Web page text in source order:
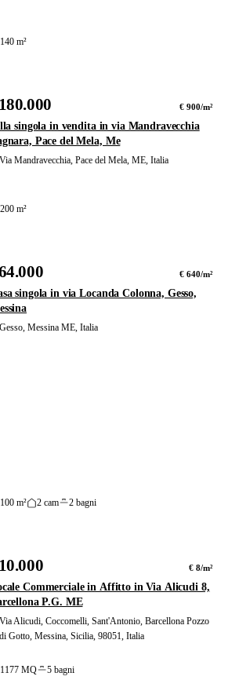
140 m²
€ 900/m²
singola in vendita in via Mandravecchia
Pace del Mela, Me
Via Mandravecchia, Pace del Mela, ME, Italia
200 m²
€ 640/m²
singola in via Locanda Colonna, Gesso,
Gesso, Messina ME, Italia
100 m² 2 cam 2 bagni
€ 8/m²
Commerciale in Affitto in Via Alicudi 8,
P.G. ME
Via Alicudi, Coccomelli, Sant'Antonio, Barcellona Pozzo
di Gotto, Messina, Sicilia, 98051, Italia
1177 MQ 5 bagni